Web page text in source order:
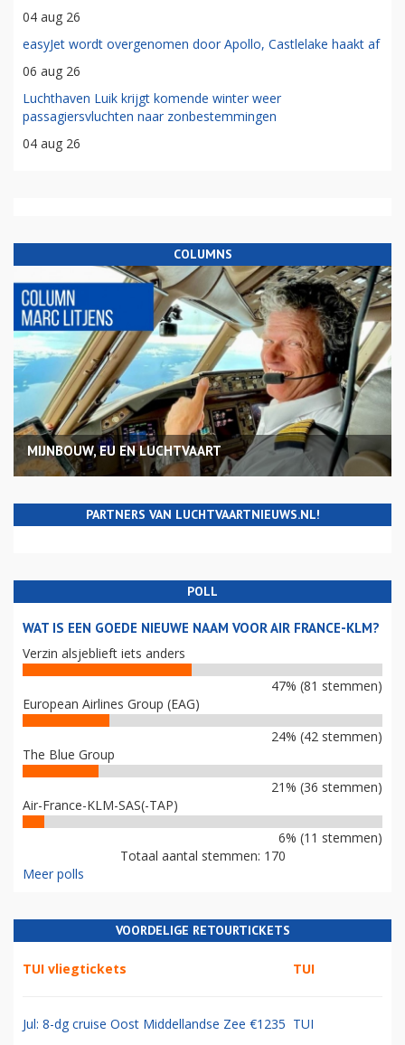
04 aug 26
easyJet wordt overgenomen door Apollo, Castlelake haakt af
06 aug 26
Luchthaven Luik krijgt komende winter weer
passagiersvluchten naar zonbestemmingen
04 aug 26
COLUMNS
MIJNBOUW, EU EN LUCHTVAART
PARTNERS VAN LUCHTVAARTNIEUWS.NL!
POLL
WAT IS EEN GOEDE NIEUWE NAAM VOOR AIR FRANCE-KLM?
Verzin alsjeblieft iets anders
47% (81 stemmen)
European Airlines Group (EAG)
24% (42 stemmen)
The Blue Group
21% (36 stemmen)
Air-France-KLM-SAS(-TAP)
6% (11 stemmen)
Totaal aantal stemmen: 170
Meer polls
VOORDELIGE RETOURTICKETS
TUI vliegtickets TUI
Jul: 8-dg cruise Oost Middellandse Zee €1235 TUI